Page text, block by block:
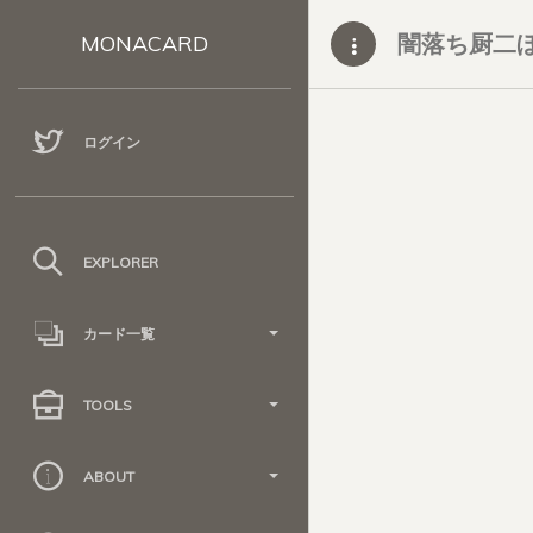
MONACARD
ログイン
EXPLORER
カード一覧
TOOLS
ABOUT
闇落ち厨二